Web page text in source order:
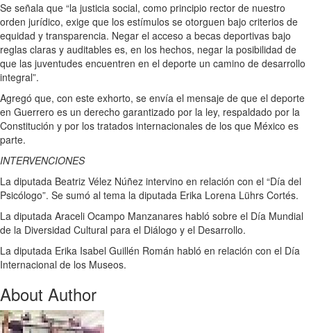
Se señala que “la justicia social, como principio rector de nuestro
orden jurídico, exige que los estímulos se otorguen bajo criterios de
equidad y transparencia. Negar el acceso a becas deportivas bajo
reglas claras y auditables es, en los hechos, negar la posibilidad de
que las juventudes encuentren en el deporte un camino de desarrollo
integral”.
Agregó que, con este exhorto, se envía el mensaje de que el deporte
en Guerrero es un derecho garantizado por la ley, respaldado por la
Constitución y por los tratados internacionales de los que México es
parte.
INTERVENCIONES
La diputada Beatriz Vélez Núñez intervino en relación con el “Día del
Psicólogo”. Se sumó al tema la diputada Erika Lorena Lührs Cortés.
La diputada Araceli Ocampo Manzanares habló sobre el Día Mundial
de la Diversidad Cultural para el Diálogo y el Desarrollo.
La diputada Erika Isabel Guillén Román habló en relación con el Día
Internacional de los Museos.
About Author